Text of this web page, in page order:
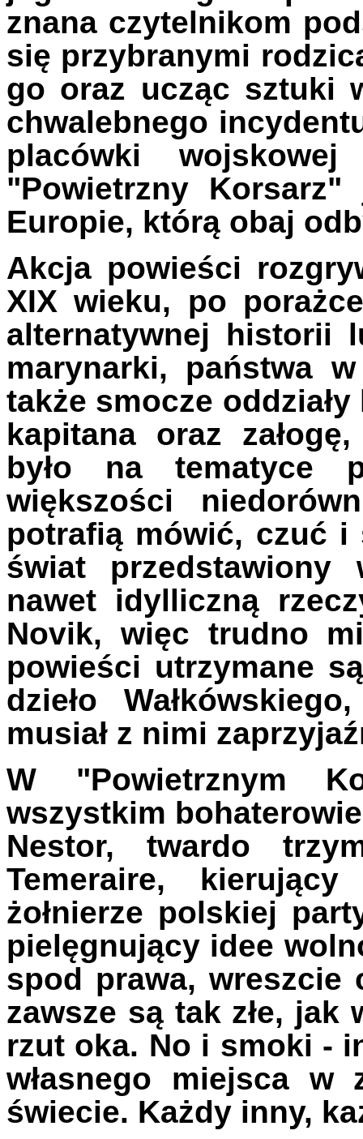
znana czytelnikom
się przybranymi
go oraz ucząc sztuki
chwalebnego
placówki
"Powietrzny
Europie, którą obaj
Akcja powieści
XIX wieku, po
alternatywnej historii
marynarki, państwa
także smocze
kapitana oraz
było na tematyce
większości
potrafią mówić, czuć
świat przedstawiony
nawet idylliczną
Novik, więc trudno
powieści utrzymane
dzieło
musiał z nimi
W "Powietrznym
wszystkim
Nestor, twardo
Temeraire,
żołnierze polskiej
pielęgnujący idee
spod prawa, wreszcie
zawsze są tak złe, jak
rzut oka. No i smoki -
własnego miejsca w
świecie. Każdy inny,